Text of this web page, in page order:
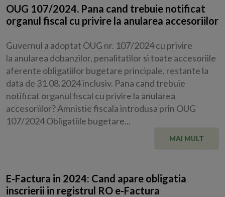
OUG 107/2024. Pana cand trebuie notificat
organul fiscal cu privire la anularea accesoriilor
Guvernul a adoptat OUG nr. 107/2024 cu privire
la anularea dobanzilor, penalitatilor si toate accesoriile
aferente obligatiilor bugetare principale, restante la
data de 31.08.2024 inclusiv. Pana cand trebuie
notificat organul fiscal cu privire la anularea
accesoriilor? Amnistie fiscala introdusa prin OUG
107/2024 Obligatiile bugetare...
MAI MULT
E-Factura in 2024: Cand apare obligatia
inscrierii in registrul RO e-Factura